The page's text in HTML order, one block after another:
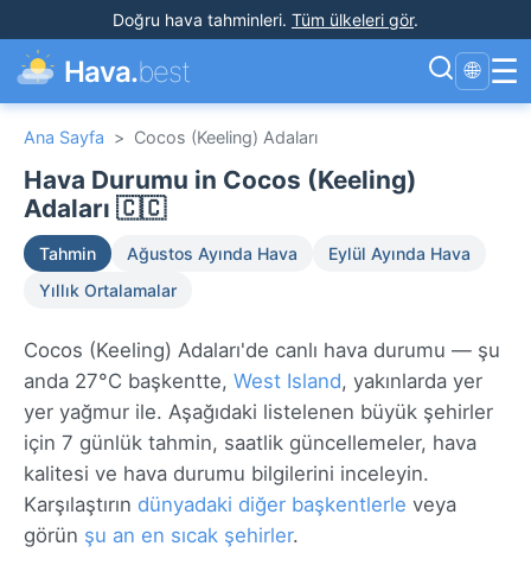
Doğru hava tahminleri. Tüm ülkeleri gör.
Hava.best 🌐 ☰
Ana Sayfa > Cocos (Keeling) Adaları
Hava Durumu in Cocos (Keeling)
Adaları 🇨🇨
Tahmin Ağustos Ayında Hava
Eylül Ayında Hava
Yıllık Ortalamalar
Cocos (Keeling) Adaları'de canlı hava durumu — şu
anda 27°C başkentte, West Island, yakınlarda yer
yer yağmur ile. Aşağıdaki listelenen büyük şehirler
için 7 günlük tahmin, saatlik güncellemeler, hava
kalitesi ve hava durumu bilgilerini inceleyin.
Karşılaştırın dünyadaki diğer başkentlerle veya
görün şu an en sıcak şehirler.